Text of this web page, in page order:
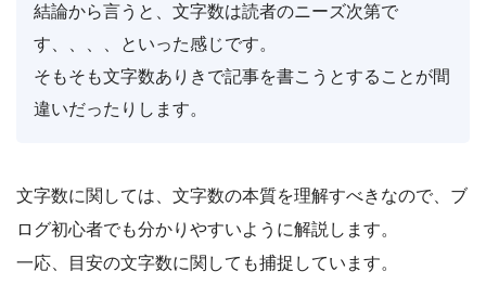
結論から言うと、文字数は読者のニーズ次第で
す、、、、といった感じです。
そもそも文字数ありきで記事を書こうとすることが間
違いだったりします。
文字数に関しては、文字数の本質を理解すべきなので、ブ
ログ初心者でも分かりやすいように解説します。
一応、目安の文字数に関しても捕捉しています。